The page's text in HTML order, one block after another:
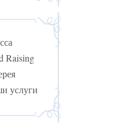
Raising
услуги